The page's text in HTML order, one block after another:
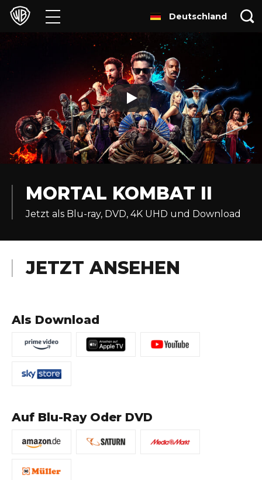
Filme
Games & Apps
Brands
Presse
Licensing
Deutschland
MORTAL KOMBAT II
Jetzt als Blu-ray, DVD, 4K UHD und Download
JETZT ANSEHEN
Als Download
Auf Blu-Ray Oder DVD